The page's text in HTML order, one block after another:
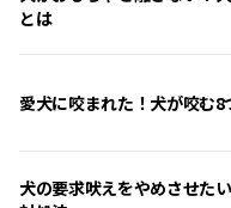
とは
愛犬に咬まれた！犬が咬む
犬の要求吠えをやめさせた